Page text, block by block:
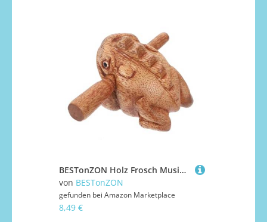
BESTonZON Holz Frosch Musikinstrument Langlebiges Percussion mit Klarem Stabiles Design aus Hochwertigem Holz Kinderfreundlich für Musikspiele und Dekoration
von BESTonZON
gefunden bei Amazon Marketplace
8,49 €